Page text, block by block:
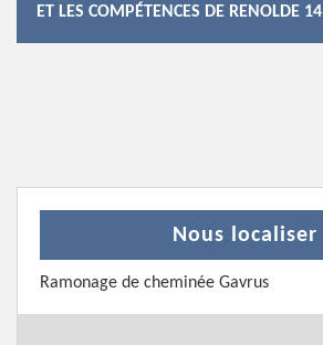
ET LES COMPÉTENCES DE RENOLDE 14
Nous localiser
Ramonage de cheminée Gavrus